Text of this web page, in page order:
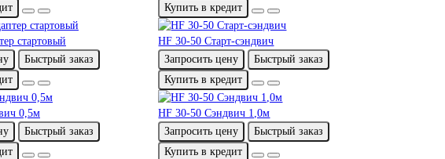
Купить в кредит
стартовый
Быстрый заказ
HF 30-50 Старт-сэндвич
Запросить цену
Быстрый заказ
Купить в кредит
0,5м
Быстрый заказ
HF 30-50 Сэндвич 1,0м
Запросить цену
Быстрый заказ
Купить в кредит